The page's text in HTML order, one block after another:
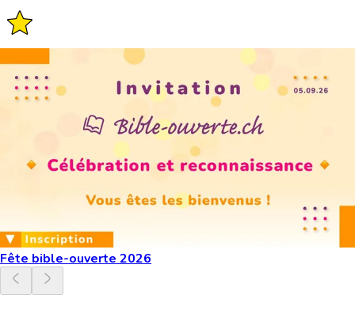
Fête bible-ouverte 2026